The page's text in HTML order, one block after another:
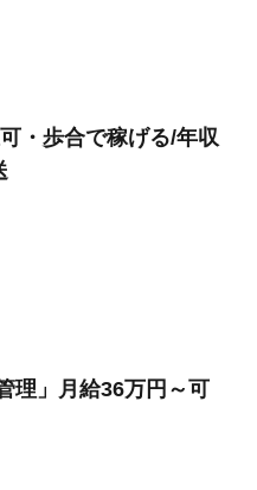
・歩合で稼げる/年収
理」月給36万円～可